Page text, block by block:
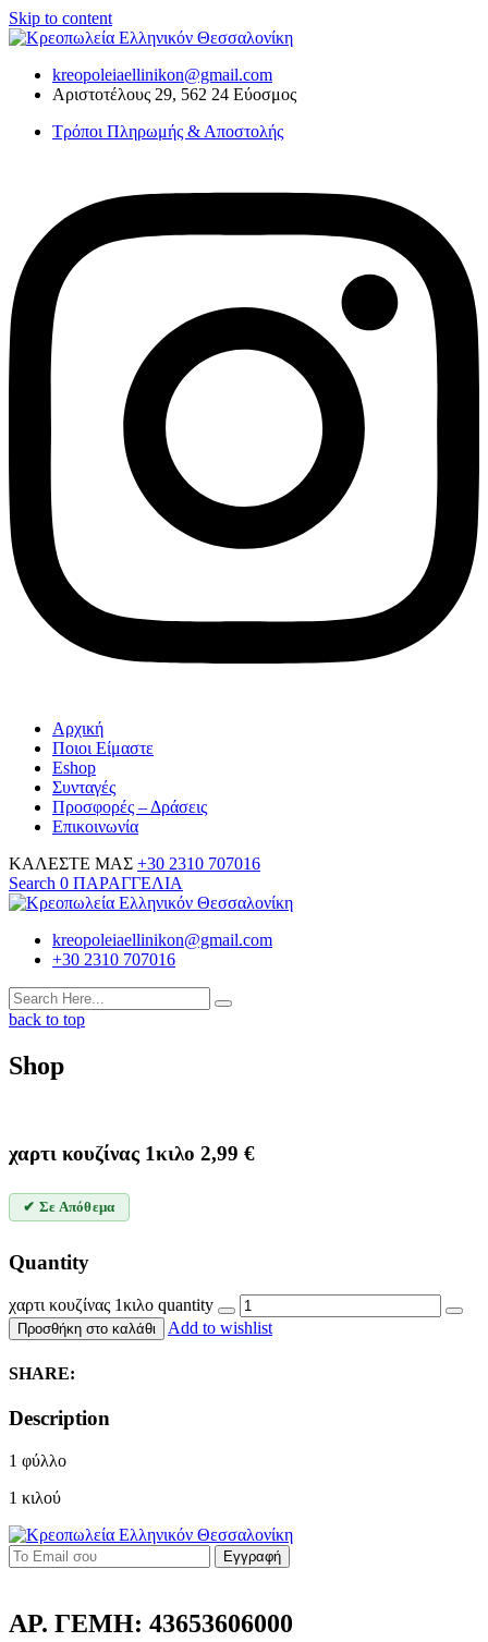
Skip to content
kreopoleiaellinikon@gmail.com
Αριστοτέλους 29, 562 24 Εύοσμος
Τρόποι Πληρωμής & Αποστολής
Αρχική
Ποιοι Είμαστε
Eshop
Συνταγές
Προσφορές – Δράσεις
Επικοινωνία
ΚΑΛΕΣΤΕ ΜΑΣ +30 2310 707016
Search 0 ΠΑΡΑΓΓΕΛΙΑ
kreopoleiaellinikon@gmail.com
+30 2310 707016
back to top
Shop
χαρτι κουζίνας 1κιλο 2,99 €
✔ Σε Απόθεμα
Quantity
χαρτι κουζίνας 1κιλο quantity
Προσθήκη στο καλάθι Add to wishlist
SHARE:
Description
1 φύλλο
1 κιλού
Εγγραφή
ΑΡ. ΓΕΜΗ: 43653606000